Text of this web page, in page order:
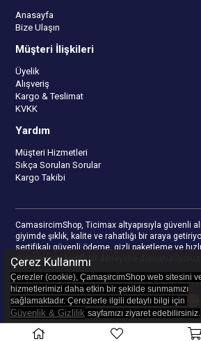
Anasayfa
Bize Ulaşın
Müşteri İlişkileri
Üyelik
Alışveriş
Kargo & Teslimat
KVKK
Yardım
Müşteri Hizmetleri
Sıkça Sorulan Sorular
Kargo Takibi
CamasircimShop, Ticimax altyapısıyla güvenli
giyimde şıklık, kalite ve rahatlığı bir araya
sertifikalı güvenli ödeme, gizli paketleme ve
alışverişinizi keyifli bir deneyime dönüştürüyoruz.
© 2023camasircimshop.com- Tüm
Çerez Kullanımı
Çerezler (cookie), ÇamaşırcımShop web sitesini
hizmetlerimizi daha etkin bir şekilde sunmamızı
sağlamaktadır. Çerezlerle ilgili detaylı bilgi için
Güvenlik & Gizlilik sayfamızı ziyaret edebilirsiniz.